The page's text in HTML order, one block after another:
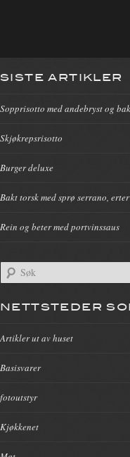
SISTE ARTIKLER
Sopprisotto med andebryst og
Skjøkrepsrisotto
Burger deluxe
Bakt torsk med sprø serrano,
Rein og beter med portvinssaus
NETTSTEDER
Artikler ut av huset
Basisvarer
fotoutstyr
Kjøkkenet